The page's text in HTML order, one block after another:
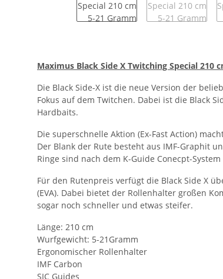
Maximus Black Side X Twitching Special 210
Die Black Side-X ist die neue Version der
Fokus auf dem Twitchen. Dabei ist die Black
Hardbaits.
Die superschnelle Aktion (Ex-Fast Action)
Der Blank der Rute besteht aus IMF-Graphit
Ringe sind nach dem K-Guide Conecpt-
Für den Rutenpreis verfügt die Black Side X
(EVA). Dabei bietet der Rollenhalter großen
sogar noch schneller und etwas steifer.
Länge: 210 cm
Wurfgewicht: 5-21Gramm
Ergonomischer Rollenhalter
IMF Carbon
SIC Guides